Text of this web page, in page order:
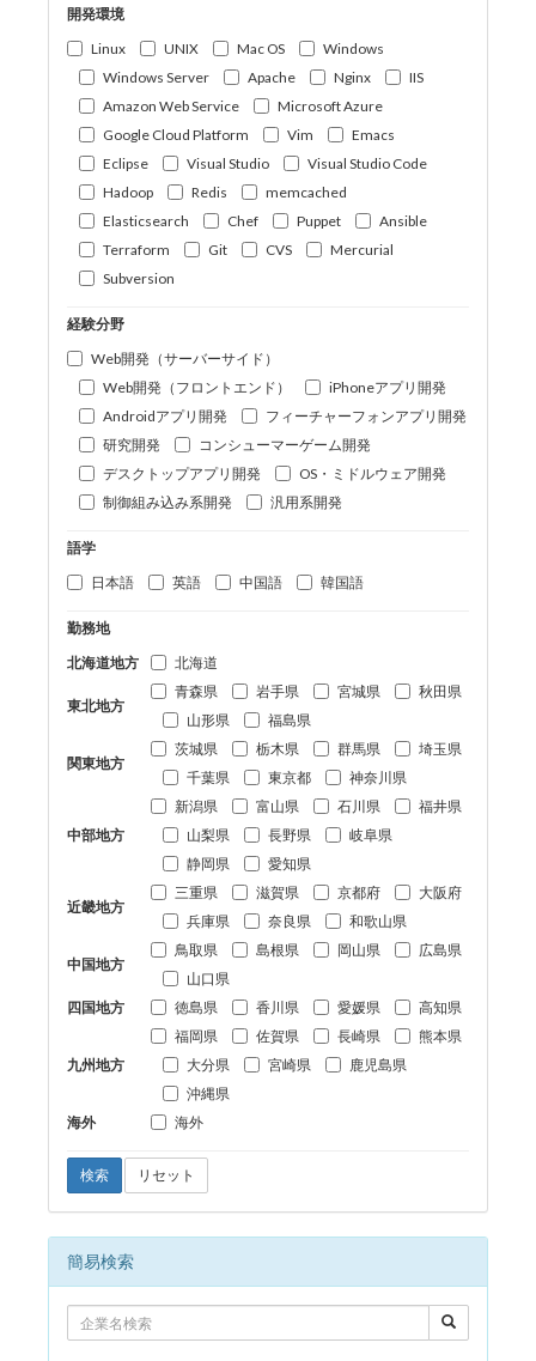
開発環境
Linux
UNIX Mac OS
Windows
Windows Server
Apache Nginx
IIS
Amazon Web Service
Microsoft Azure
Google Cloud Platform
Vim
Emacs
Eclipse
Visual Studio
Visual Studio Code
Hadoop
Redis
memcached
Elasticsearch
Chef Puppet
Ansible
Terraform
Git CVS
Mercurial
Subversion
経験分野
Web開発（サーバーサイド）
Web開発（フロントエンド）
iPhoneアプリ開発
Androidアプリ開発
フィーチャーフォンアプリ開発
研究開発
コンシューマーゲーム開発
デスクトップアプリ開発
OS・ミドルウェア開発
制御組み込み系開発
汎用系開発
語学
日本語
英語 中国語 韓国語
勤務地
北海道地方
北海道
東北地方
青森県 岩手県 宮城県
秋田県
山形県
福島県
関東地方
茨城県 栃木県 群馬県
埼玉県
千葉県
東京都 神奈川県
中部地方
新潟県 富山県 石川県
福井県
山梨県
長野県
岐阜県
静岡県
愛知県
近畿地方
三重県 滋賀県 京都府
大阪府
兵庫県
奈良県 和歌山県
中国地方
鳥取県 島根県 岡山県
広島県
山口県
四国地方
徳島県 香川県 愛媛県 高知県
九州地方
福岡県 佐賀県 長崎県
熊本県
大分県
宮崎県
鹿児島県
沖縄県
海外
海外
検索 リセット
簡易検索